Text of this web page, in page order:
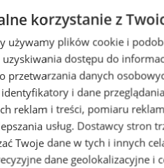
korzystanie z
używamy plików cookie i
dostępu do
przetwarzania danych
i dane
reklam i treści, pomiaru
usług. Dostawcy stron
Twoje dane w tych i innych
dane geolokalizacyjne i